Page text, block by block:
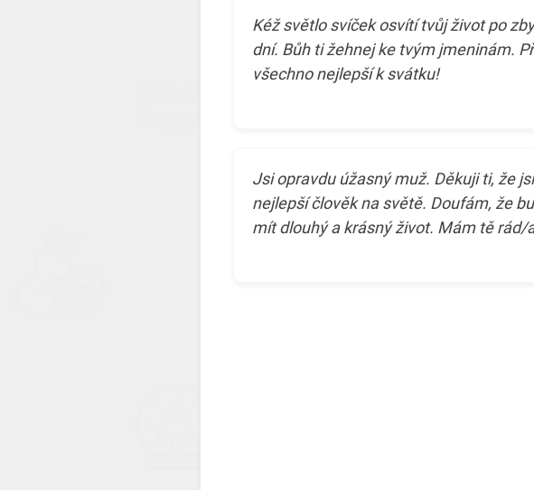
Kéž světlo svíček osvítí tvůj život po
dní. Bůh ti žehnej ke tvým jmeninám.
všechno nejlepší k svátku!
Jsi opravdu úžasný muž. Děkuji ti, že
nejlepší člověk na světě. Doufám, že
mít dlouhý a krásný život. Mám tě rád/